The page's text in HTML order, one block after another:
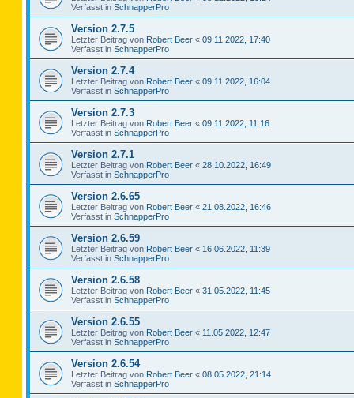
Verfasst in SchnapperPro
Version 2.7.5
Letzter Beitrag von Robert Beer « 09.11.2022, 17:40
Verfasst in SchnapperPro
Version 2.7.4
Letzter Beitrag von Robert Beer « 09.11.2022, 16:04
Verfasst in SchnapperPro
Version 2.7.3
Letzter Beitrag von Robert Beer « 09.11.2022, 11:16
Verfasst in SchnapperPro
Version 2.7.1
Letzter Beitrag von Robert Beer « 28.10.2022, 16:49
Verfasst in SchnapperPro
Version 2.6.65
Letzter Beitrag von Robert Beer « 21.08.2022, 16:46
Verfasst in SchnapperPro
Version 2.6.59
Letzter Beitrag von Robert Beer « 16.06.2022, 11:39
Verfasst in SchnapperPro
Version 2.6.58
Letzter Beitrag von Robert Beer « 31.05.2022, 11:45
Verfasst in SchnapperPro
Version 2.6.55
Letzter Beitrag von Robert Beer « 11.05.2022, 12:47
Verfasst in SchnapperPro
Version 2.6.54
Letzter Beitrag von Robert Beer « 08.05.2022, 21:14
Verfasst in SchnapperPro